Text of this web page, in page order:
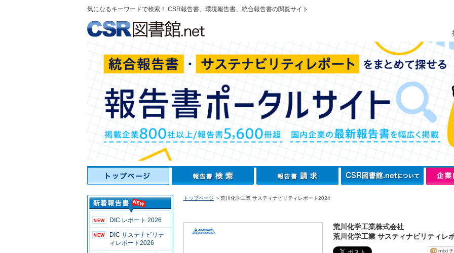
気になるキーワードで検索！ CSR報告書、環境報告書、統合報告書の閲覧サイト
DIC レポート 2026
DIC サステナビリテ
ィレポート2026
トップページ ＞荒川化学工業 サスティナビリティレポート2024
荒川化学工業株式会社
荒川化学工業 サスティナビリティレ